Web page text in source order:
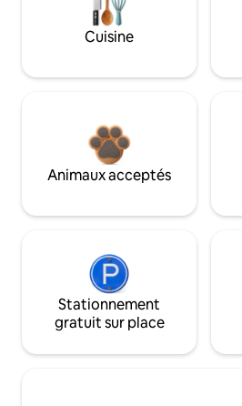
Cuisine
Animaux acceptés
Stationnement
gratuit sur place